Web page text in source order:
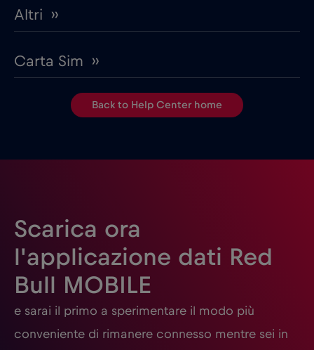
Altri ››
Carta Sim ››
Back to Help Center home
Scarica ora
l'applicazione dati Red
Bull MOBILE
e sarai il primo a sperimentare il modo più
conveniente di rimanere connesso mentre sei in